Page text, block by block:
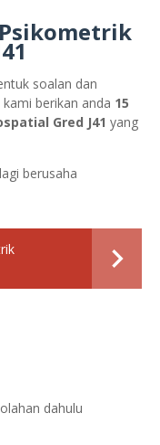
soalan dan
berikan anda 15
Gred J41 yang
berusaha
dahulu